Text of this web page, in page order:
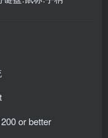
or better